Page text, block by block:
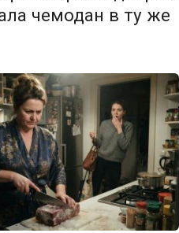
чемодан в ту же